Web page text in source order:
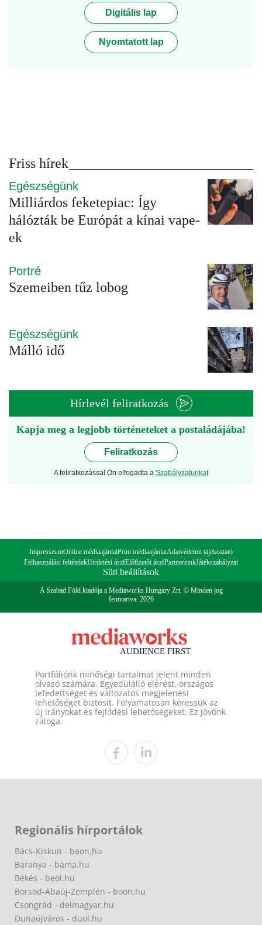
Digitális lap
Nyomtatott lap
Friss hírek
Egészségünk
Milliárdos feketepiac: Így
hálózták be Európát a kínai vape-
ek
Portré
Szemeiben tűz lobog
Egészségünk
Málló idő
Hírlevél feliratkozás
Kapja meg a legjobb történeteket a postaládájába!
Feliratkozás
A feliratkozással Ön elfogadta a Szabályzatunkat
ImpresszumOnline médiaajánlatPrint médiaajánlatAdatvédelmi tájékoztató
Felhasználási feltételekHirdetési ászfElőfizetői ászfPartnereinkJátékszabályzat
Süti beállítások
A Szabad Föld kiadója a Mediaworks Hungary Zrt. © Minden jog
fenntartva. 2026
Portfóliónk minőségi tartalmat jelent minden
olvasó számára. Egyedülálló elérést, országos
lefedettséget és változatos megjelenési
lehetőséget biztosít. Folyamatosan keressük az
új irányokat és fejlődési lehetőségeket. Ez jövőnk
záloga.
Regionális hírportálok
Bács-Kiskun - baon.hu
Baranya - bama.hu
Békés - beol.hu
Borsod-Abaúj-Zemplén - boon.hu
Csongrád - delmagyar.hu
Dunaújváros - duol.hu